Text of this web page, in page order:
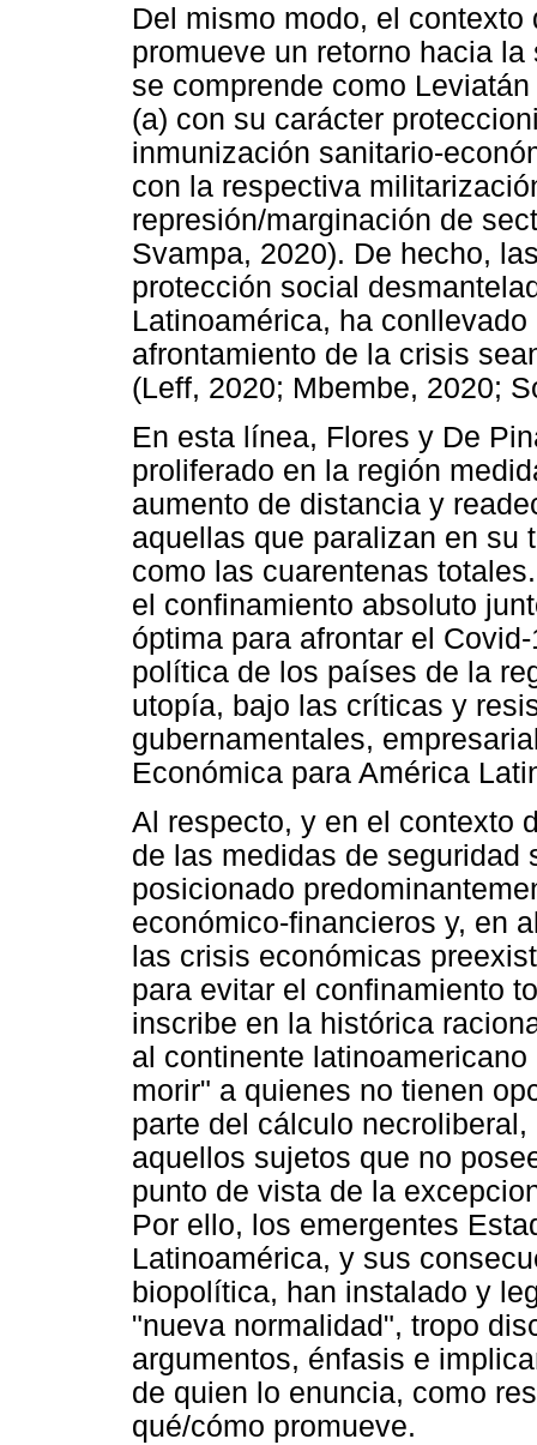
Del mismo modo, el
promueve un retorno hacia
se comprende como
(a) con su carácter
inmunización sanitario-
con la respectiva
represión/marginación de
Svampa, 2020). De hecho,
protección social
Latinoamérica, ha
afrontamiento de la crisis
(Leff, 2020; Mbembe, 2020;
En esta línea, Flores y De
proliferado en la región
aumento de distancia y
aquellas que paralizan en su
como las cuarentenas
el confinamiento absoluto
óptima para afrontar el
política de los países de la
utopía, bajo las críticas y
gubernamentales,
Económica para América
Al respecto, y en el contexto
de las medidas de seguridad
posicionado
económico-financieros y, en
las crisis económicas
para evitar el confinamiento
inscribe en la histórica
al continente
morir" a quienes no tienen
parte del cálculo
aquellos sujetos que no
punto de vista de la
Por ello, los emergentes
Latinoamérica, y sus
biopolítica, han instalado y
"nueva normalidad", tropo
argumentos, énfasis e
de quien lo enuncia, como
qué/cómo promueve.